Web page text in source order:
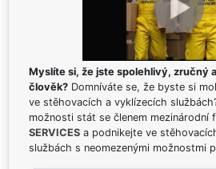
Myslíte si, že jste spolehlivý, zručný
člověk? Domníváte se, že byste si
ve stěhovacích a vyklízecích
možnosti stát se členem mezinárodní
SERVICES a podnikejte ve
službách s neomezenými možnostmi